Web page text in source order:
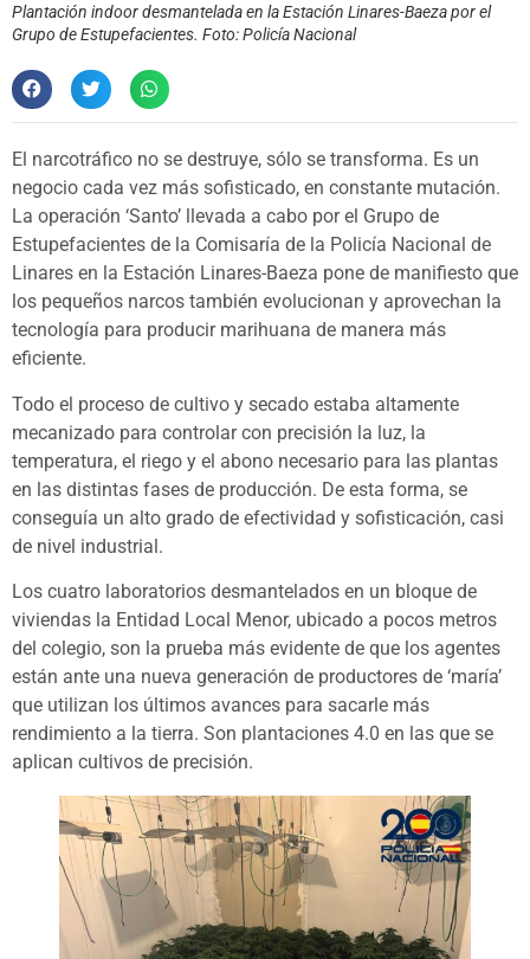
Plantación indoor desmantelada en la Estación Linares-Baeza por el
Grupo de Estupefacientes. Foto: Policía Nacional
El narcotráfico no se destruye, sólo se transforma. Es un
negocio cada vez más sofisticado, en constante mutación.
La operación ‘Santo’ llevada a cabo por el Grupo de
Estupefacientes de la Comisaría de la Policía Nacional de
Linares en la Estación Linares-Baeza pone de manifiesto que
los pequeños narcos también evolucionan y aprovechan la
tecnología para producir marihuana de manera más
eficiente.
Todo el proceso de cultivo y secado estaba altamente
mecanizado para controlar con precisión la luz, la
temperatura, el riego y el abono necesario para las plantas
en las distintas fases de producción. De esta forma, se
conseguía un alto grado de efectividad y sofisticación, casi
de nivel industrial.
Los cuatro laboratorios desmantelados en un bloque de
viviendas la Entidad Local Menor, ubicado a pocos metros
del colegio, son la prueba más evidente de que los agentes
están ante una nueva generación de productores de ‘maría’
que utilizan los últimos avances para sacarle más
rendimiento a la tierra. Son plantaciones 4.0 en las que se
aplican cultivos de precisión.